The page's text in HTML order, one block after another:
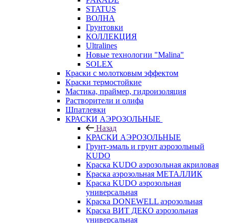
STATUS
ВОЛНА
Грунтовки
КОЛЛЕКЦИЯ
Ultralines
Новые технологии "Malina"
SOLEX
Краски с молотковым эффектом
Краски термостойкие
Мастика, праймер, гидроизоляция
Растворители и олифа
Шпатлевки
КРАСКИ АЭРОЗОЛЬНЫЕ
Назад
КРАСКИ АЭРОЗОЛЬНЫЕ
Грунт-эмаль и грунт аэрозольный
KUDO
Краска KUDO аэрозольная акриловая
Краска аэрозольная МЕТАЛЛИК
Краска KUDO аэрозольная
универсальная
Краска DONEWELL аэрозольная
Краска ВИТ ДЕКО аэрозольная
универсальная